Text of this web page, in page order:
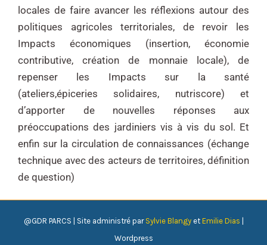
locales de faire avancer les réflexions autour des
politiques agricoles territoriales, de revoir les
Impacts économiques (insertion, économie
contributive, création de monnaie locale), de
repenser les Impacts sur la santé
(ateliers,épiceries solidaires, nutriscore) et
d’apporter de nouvelles réponses aux
préoccupations des jardiniers vis à vis du sol. Et
enfin sur la circulation de connaissances (échange
technique avec des acteurs de territoires, définition
de question)
@GDR PARCS | Site administré par Sylvie Blangyet Emilie Dias
Wordpress